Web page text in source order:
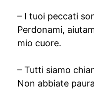
– I tuoi peccati
Perdonami,
mio cuore.
– Tutti siamo
Non abbiate